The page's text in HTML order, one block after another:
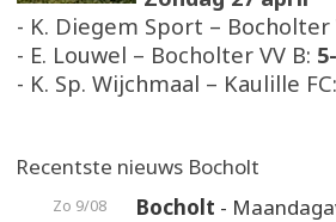
- K. Diegem Sport – Bocholter
- E. Louwel – Bocholter VV B:
- K. Sp. Wijchmaal – Kaulille FC:
Recentste nieuws Bocholt
Zo 9/08 Bocholt -